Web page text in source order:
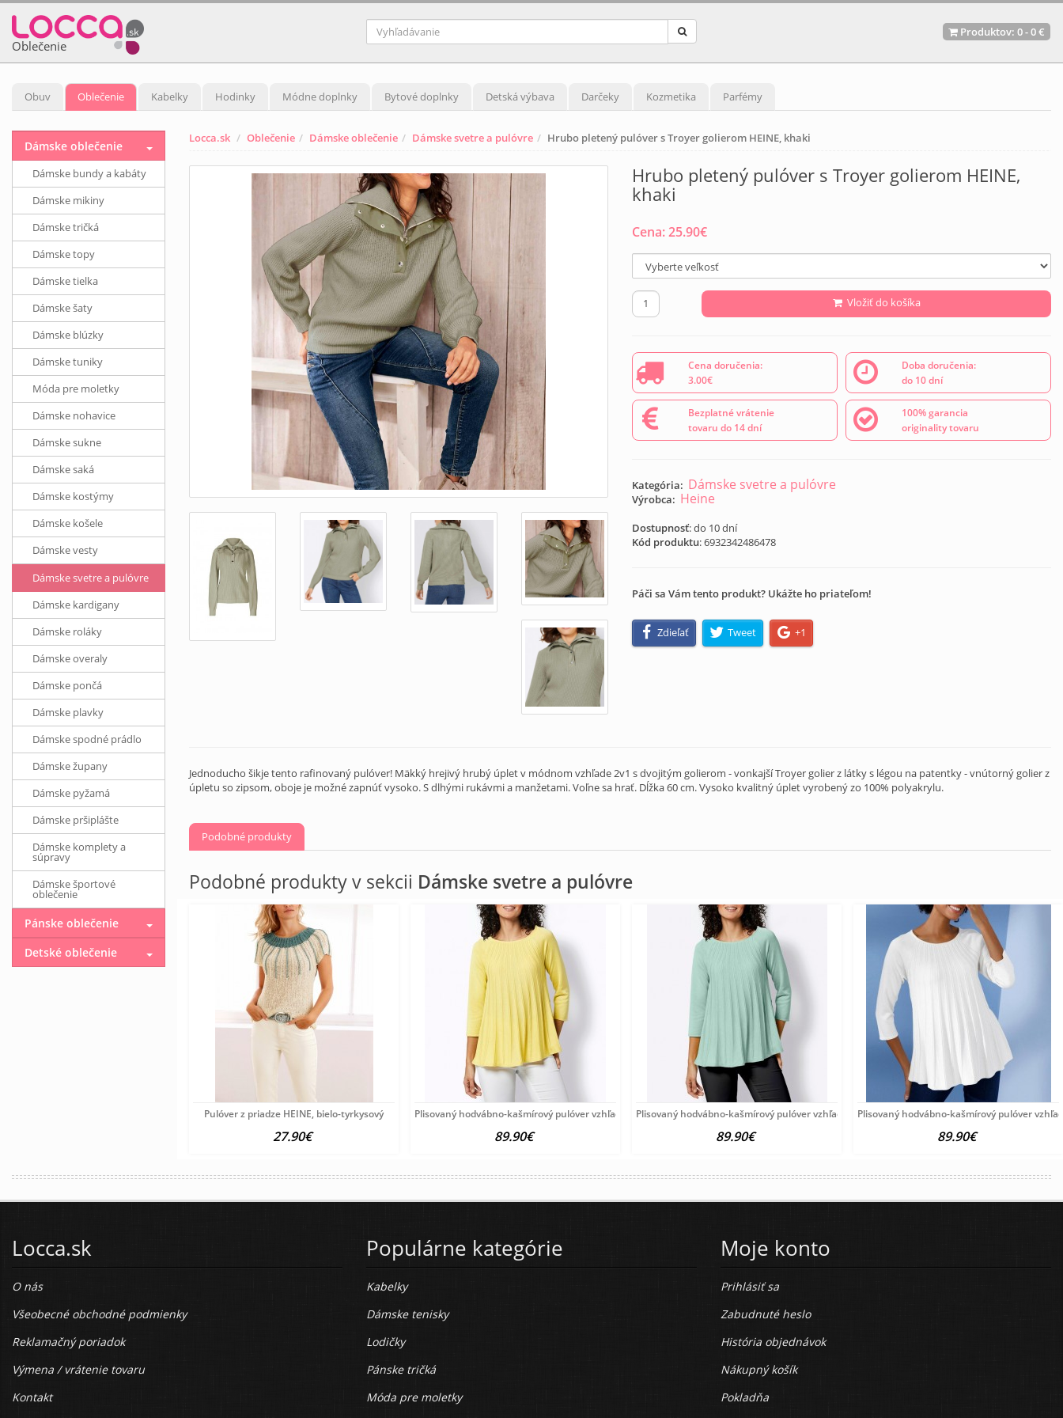
Oblečenie
Produktov: 0-0 €
Obuv Oblečenie Kabelky Hodinky Módne doplnky Bytové doplnky Detská výbava Darčeky Kozmetika Parfémy
Locca.sk Oblečenie Dámske oblečenie Dámske svetre a pulóvre Hrubo pletený pulóver s Troyer golierom HEINE, khaki
Hrubo pletený pulóver s Troyer golierom HEINE,
khaki
Cena:25.90€
Vložiť do košíka
Cena doručenia:
3.00€
Doba doručenia:
do 10 dní
Bezplatné vrátenie
tovaru do 14 dní
100% garancia
originality tovaru
Kategória: Dámske svetre a pulóvre
Výrobca: Heine
Dostupnosť: do 10 dní
Kód produktu:6932342486478
Páči sa Vám tento produkt? Ukážte ho priateľom!
Zdieľať Tweet +1
Jednoducho šikje tento rafinovaný pulóver! Mäkký hrejivý hrubý úplet v módnom vzhľade 2v1 s dvojitým golierom - vonkajší Troyer golier z látky s légou na patentky - vnútorný golier z
úpletu so zipsom, oboje je možné zapnúť vysoko. S dlhými rukávmi a manžetami. Voľne sa hrať. Dĺžka 60 cm. Vysoko kvalitný úplet vyrobený zo 100% polyakrylu.
Podobné produkty
Podobné produkty v sekcii Dámske svetre a pulóvre
Pulóver z priadze HEINE, bielo-tyrkysový
27.90€
Plisovaný hodvábno-kašmírový pulóver vzhľadom Création
89.90€
Plisovaný hodvábno-kašmírový pulóver vzhľadom Création
89.90€
Plisovaný hodvábno-kašmírový pulóver
89.90€
Dámske oblečenie
Dámske bundy a kabáty
Dámske mikiny
Dámske tričká
Dámske topy
Dámske tielka
Dámske šaty
Dámske blúzky
Dámske tuniky
Móda pre moletky
Dámske nohavice
Dámske sukne
Dámske saká
Dámske kostýmy
Dámske košele
Dámske vesty
Dámske svetre a pulóvre
Dámske kardigany
Dámske roláky
Dámske overaly
Dámske pončá
Dámske plavky
Dámske spodné prádlo
Dámske župany
Dámske pyžamá
Dámske pršiplášte
Dámske komplety a
súpravy
Dámske športové
oblečenie
Pánske oblečenie
Detské oblečenie
Locca.sk
O nás
Všeobecné obchodné podmienky
Reklamačný poriadok
Výmena / vrátenie tovaru
Kontakt
Populárne kategórie
Kabelky
Dámske tenisky
Lodičky
Pánske tričká
Móda pre moletky
Moje konto
Prihlásiť sa
Zabudnuté heslo
História objednávok
Nákupný košík
Pokladňa